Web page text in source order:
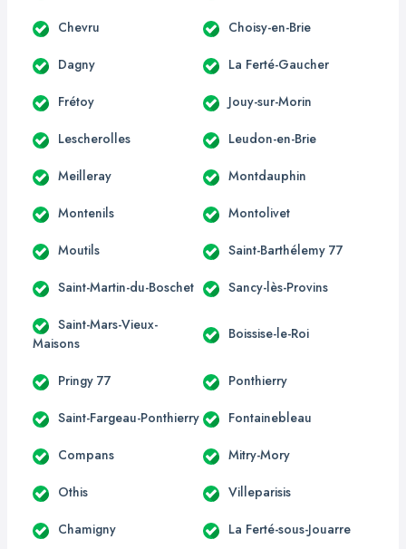
Chevru Choisy-en-Brie
Dagny La Ferté-Gaucher
Frétoy Jouy-sur-Morin
Lescherolles Leudon-en-Brie
Meilleray Montdauphin
Montenils Montolivet
Moutils Saint-Barthélemy 77
Saint-Martin-du-Boschet Sancy-lès-Provins
Saint-Mars-Vieux-
Maisons
Boissise-le-Roi
Pringy 77 Ponthierry
Saint-Fargeau-Ponthierry Fontainebleau
Compans Mitry-Mory
Othis Villeparisis
Chamigny La Ferté-sous-Jouarre